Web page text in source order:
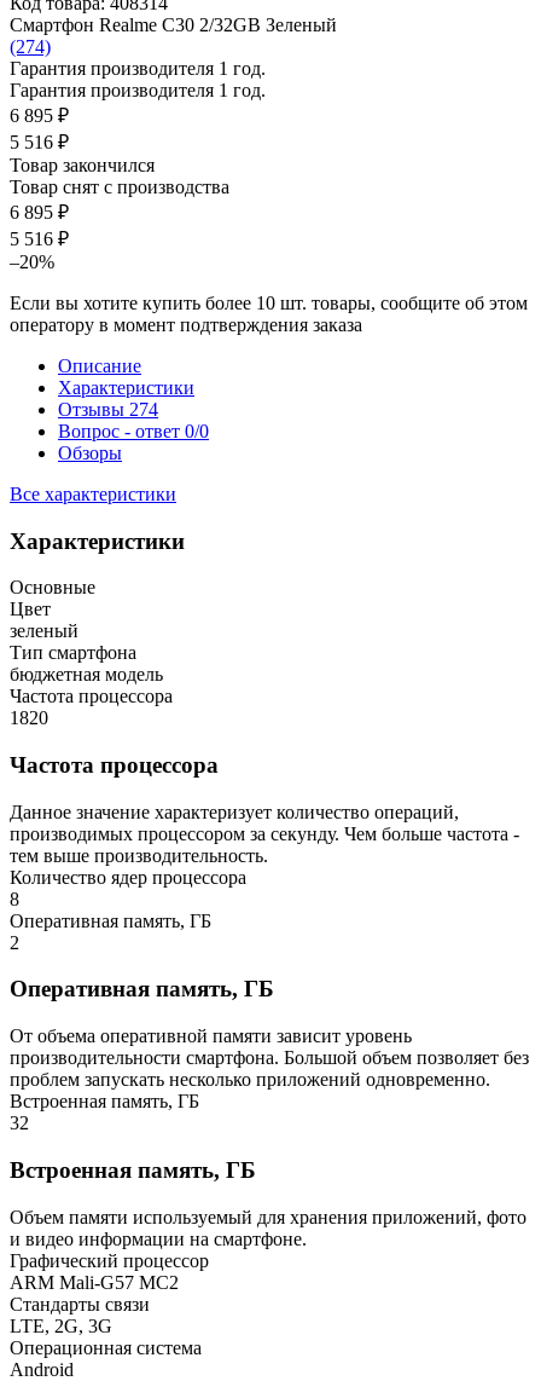
Смартфон Realme C30 2/32GB Зеленый
(274)
Гарантия производителя 1 год.
Гарантия производителя 1 год.
6 895 ₽
5 516 ₽
Товар закончился
Товар снят с производства
6 895 ₽
5 516 ₽
–20%
Если вы хотите купить более 10 шт. товары, сообщите об этом
оператору в момент подтверждения заказа
Описание
Характеристики
Отзывы 274
Вопрос - ответ 0/0
Обзоры
Все характеристики
Характеристики
Основные
Цвет
зеленый
Тип смартфона
бюджетная модель
Частота процессора
1820
Частота процессора
Данное значение характеризует количество операций,
производимых процессором за секунду. Чем больше частота -
тем выше производительность.
Количество ядер процессора
8
Оперативная память, ГБ
2
Оперативная память, ГБ
От объема оперативной памяти зависит уровень
производительности смартфона. Большой объем позволяет без
проблем запускать несколько приложений одновременно.
Встроенная память, ГБ
32
Встроенная память, ГБ
Объем памяти используемый для хранения приложений, фото
и видео информации на смартфоне.
Графический процессор
ARM Mali-G57 MC2
Стандарты связи
LTE, 2G, 3G
Операционная система
Android